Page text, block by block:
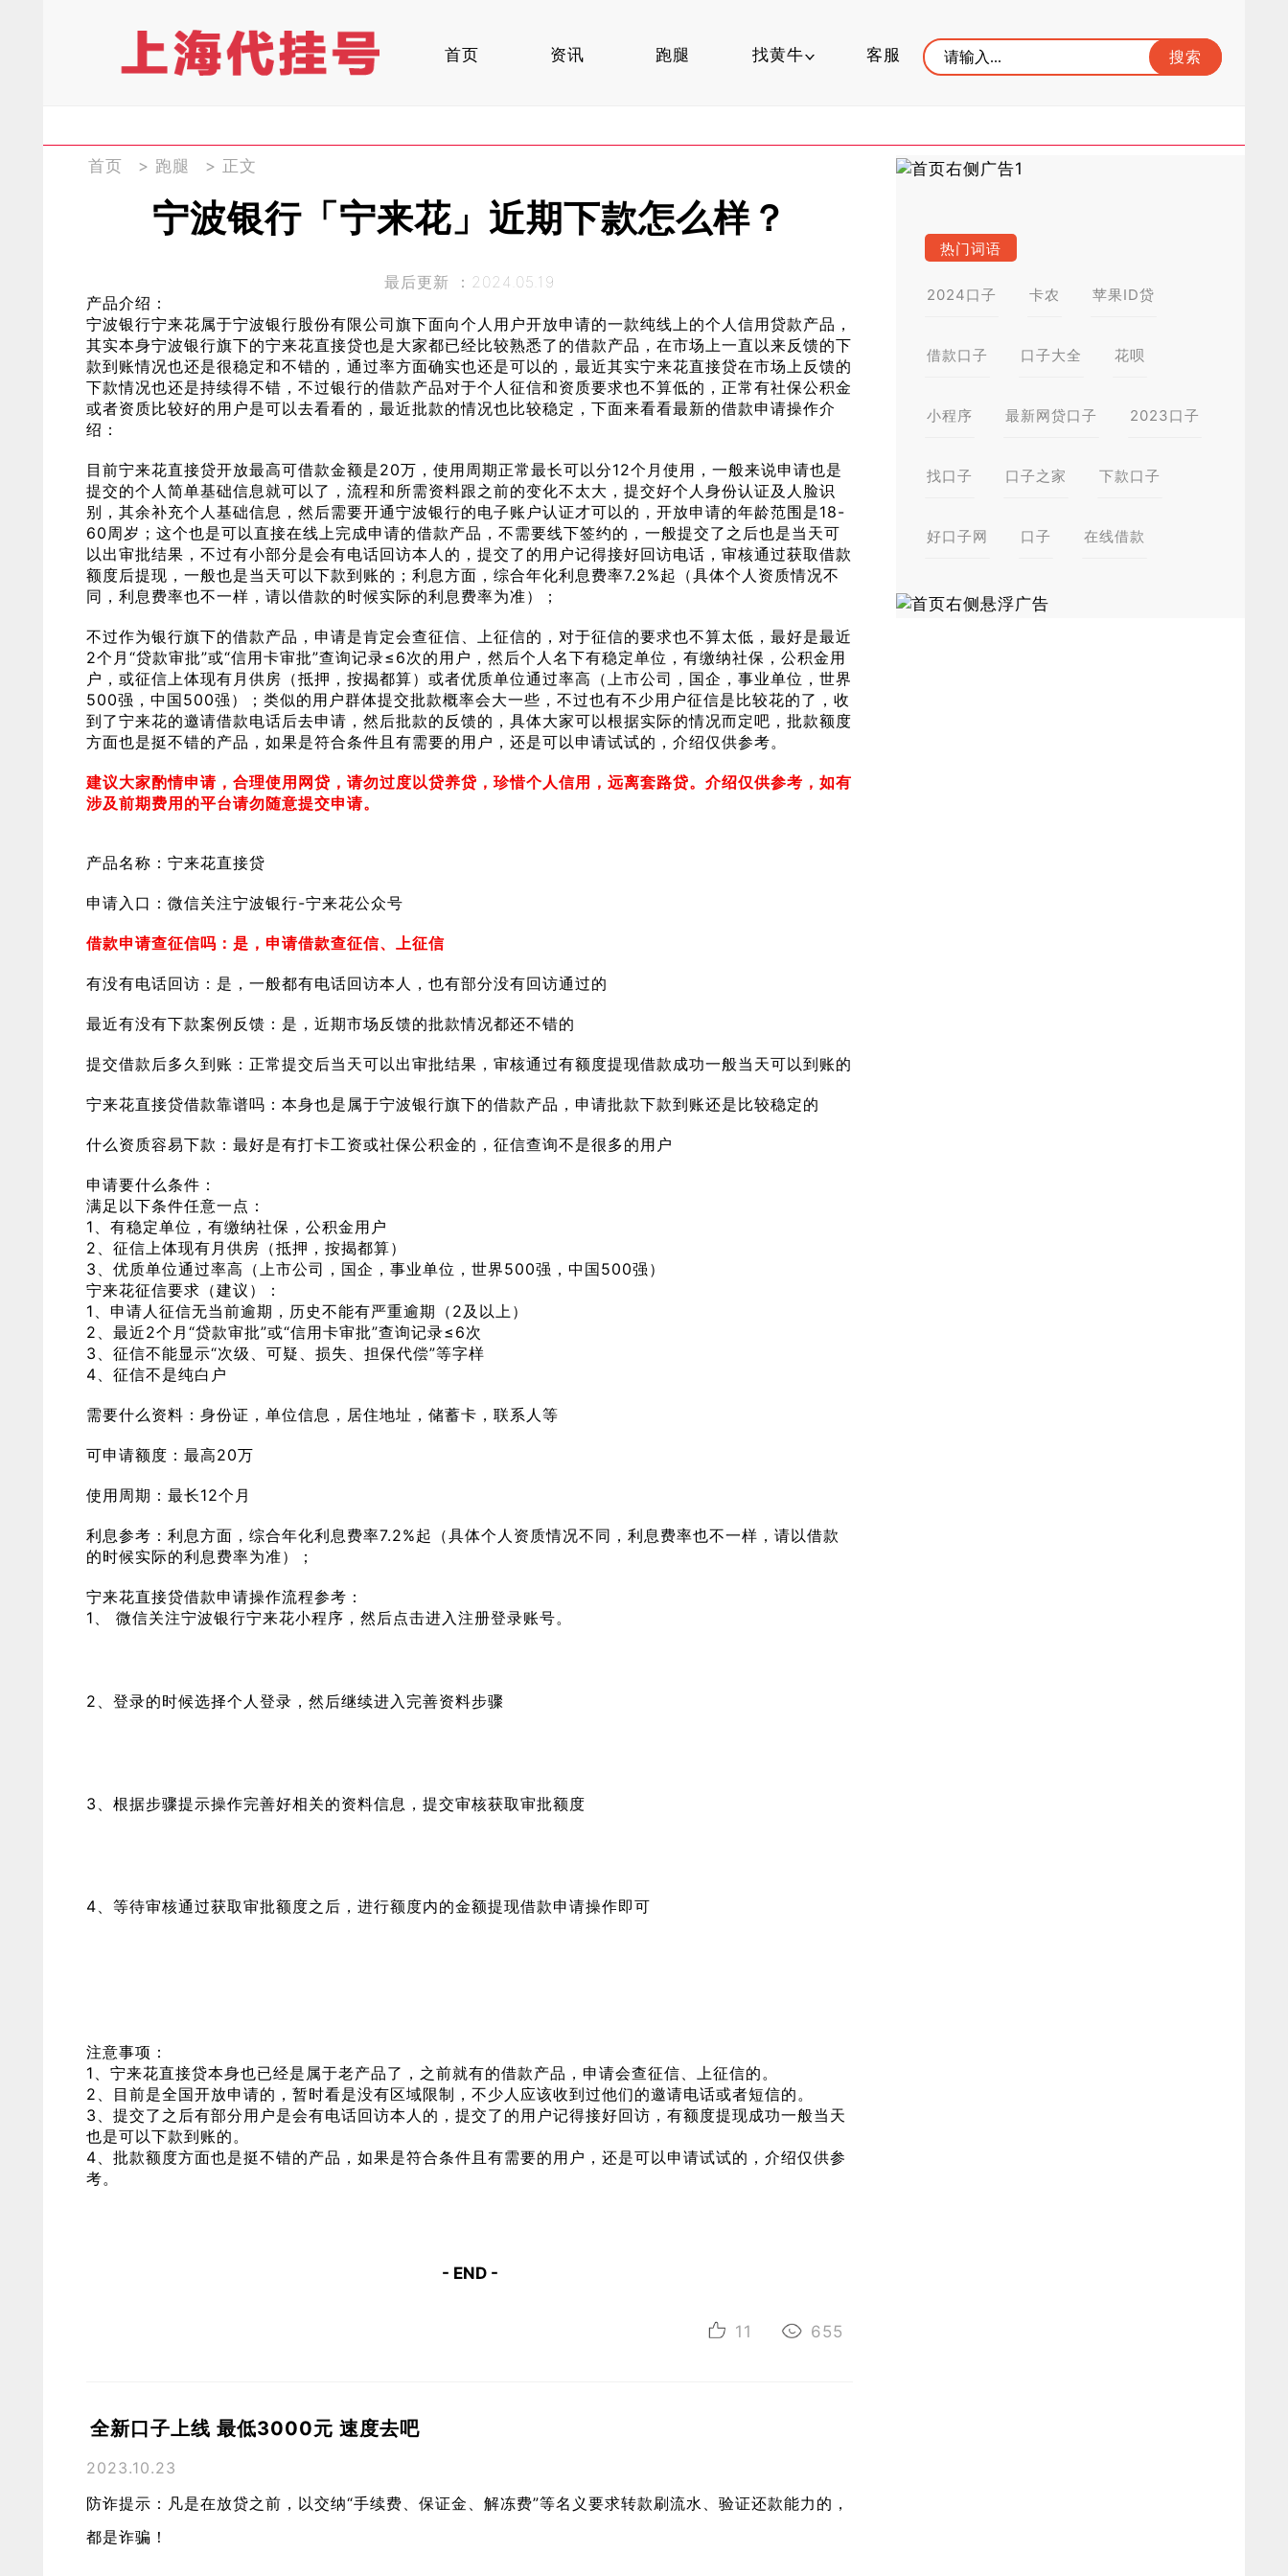
首页 资讯 跑腿 找黄牛
医院挂号
客服
首页 > 跑腿 > 正文
宁波银行「宁来花」近期下款怎么样？
最后更新 ：2024.05.19
产品介绍：
宁波银行宁来花属于宁波银行股份有限公司旗下面向个人用户开放申请的一款纯线上的个人信用贷款产品，
其实本身宁波银行旗下的宁来花直接贷也是大家都已经比较熟悉了的借款产品，在市场上一直以来反馈的下
款到账情况也还是很稳定和不错的，通过率方面确实也还是可以的，最近其实宁来花直接贷在市场上反馈的
下款情况也还是持续得不错，不过银行的借款产品对于个人征信和资质要求也不算低的，正常有社保公积金
或者资质比较好的用户是可以去看看的，最近批款的情况也比较稳定，下面来看看最新的借款申请操作介
绍：
目前宁来花直接贷开放最高可借款金额是20万，使用周期正常最长可以分12个月使用，一般来说申请也是
提交的个人简单基础信息就可以了，流程和所需资料跟之前的变化不太大，提交好个人身份认证及人脸识
别，其余补充个人基础信息，然后需要开通宁波银行的电子账户认证才可以的，开放申请的年龄范围是18-
60周岁；这个也是可以直接在线上完成申请的借款产品，不需要线下签约的，一般提交了之后也是当天可
以出审批结果，不过有小部分是会有电话回访本人的，提交了的用户记得接好回访电话，审核通过获取借款
额度后提现，一般也是当天可以下款到账的；利息方面，综合年化利息费率7.2%起（具体个人资质情况不
同，利息费率也不一样，请以借款的时候实际的利息费率为准）；
不过作为银行旗下的借款产品，申请是肯定会查征信、上征信的，对于征信的要求也不算太低，最好是最近
2个月“贷款审批”或“信用卡审批”查询记录≤6次的用户，然后个人名下有稳定单位，有缴纳社保，公积金用
户，或征信上体现有月供房（抵押，按揭都算）或者优质单位通过率高（上市公司，国企，事业单位，世界
500强，中国500强）；类似的用户群体提交批款概率会大一些，不过也有不少用户征信是比较花的了，收
到了宁来花的邀请借款电话后去申请，然后批款的反馈的，具体大家可以根据实际的情况而定吧，批款额度
方面也是挺不错的产品，如果是符合条件且有需要的用户，还是可以申请试试的，介绍仅供参考。
建议大家酌情申请，合理使用网贷，请勿过度以贷养贷，珍惜个人信用，远离套路贷。介绍仅供参考，如有
涉及前期费用的平台请勿随意提交申请。
产品名称：宁来花直接贷
申请入口：微信关注宁波银行-宁来花公众号
借款申请查征信吗：是，申请借款查征信、上征信
有没有电话回访：是，一般都有电话回访本人，也有部分没有回访通过的
最近有没有下款案例反馈：是，近期市场反馈的批款情况都还不错的
提交借款后多久到账：正常提交后当天可以出审批结果，审核通过有额度提现借款成功一般当天可以到账的
宁来花直接贷借款靠谱吗：本身也是属于宁波银行旗下的借款产品，申请批款下款到账还是比较稳定的
什么资质容易下款：最好是有打卡工资或社保公积金的，征信查询不是很多的用户
申请要什么条件：
满足以下条件任意一点：
1、有稳定单位，有缴纳社保，公积金用户
2、征信上体现有月供房（抵押，按揭都算）
3、优质单位通过率高（上市公司，国企，事业单位，世界500强，中国500强）
宁来花征信要求（建议）：
1、申请人征信无当前逾期，历史不能有严重逾期（2及以上）
2、最近2个月“贷款审批”或“信用卡审批”查询记录≤6次
3、征信不能显示“次级、可疑、损失、担保代偿”等字样
4、征信不是纯白户
需要什么资料：身份证，单位信息，居住地址，储蓄卡，联系人等
可申请额度：最高20万
使用周期：最长12个月
利息参考：利息方面，综合年化利息费率7.2%起（具体个人资质情况不同，利息费率也不一样，请以借款
的时候实际的利息费率为准）；
宁来花直接贷借款申请操作流程参考：
1、 微信关注宁波银行宁来花小程序，然后点击进入注册登录账号。
2、登录的时候选择个人登录，然后继续进入完善资料步骤
3、根据步骤提示操作完善好相关的资料信息，提交审核获取审批额度
4、等待审核通过获取审批额度之后，进行额度内的金额提现借款申请操作即可
注意事项：
1、宁来花直接贷本身也已经是属于老产品了，之前就有的借款产品，申请会查征信、上征信的。
2、目前是全国开放申请的，暂时看是没有区域限制，不少人应该收到过他们的邀请电话或者短信的。
3、提交了之后有部分用户是会有电话回访本人的，提交了的用户记得接好回访，有额度提现成功一般当天
也是可以下款到账的。
4、批款额度方面也是挺不错的产品，如果是符合条件且有需要的用户，还是可以申请试试的，介绍仅供参
考。
- END -
655
11
全新口子上线 最低3000元 速度去吧
2023.10.23
防诈提示：凡是在放贷之前，以交纳“手续费、保证金、解冻费”等名义要求转款刷流水、验证还款能力的，
都是诈骗！
热门词语
2024口子 卡农 苹果ID贷
借款口子 口子大全 花呗
小程序 最新网贷口子 2023口子
找口子 口子之家 下款口子
好口子网 口子 在线借款